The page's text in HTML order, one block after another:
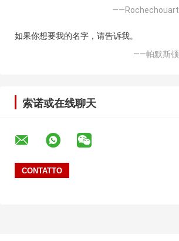
——Rochechouart
如果你想要我的名字，请告诉我。
——帕默斯顿
索诺或在线聊天